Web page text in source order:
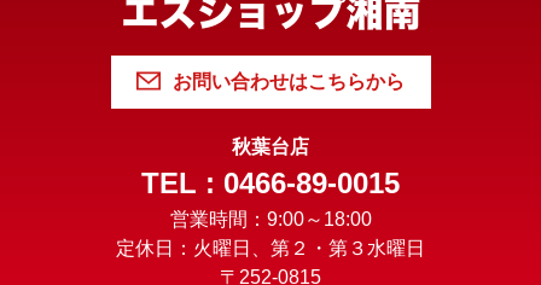
お問い合わせはこちらから
秋葉台店
TEL : 0466-89-0015
営業時間：9:00～18:00
定休日：火曜日、第２・第３水曜日
〒252-0815